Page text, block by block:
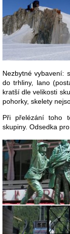
Nezbytné vybavení:
do trhliny, lano
kratší dle velikosti
pohorky, skelety
Při přelézání toho
skupiny. Odsedka